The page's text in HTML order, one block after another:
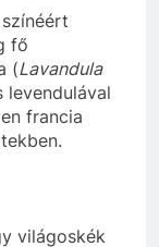
fő
(Lavandula
francia
világoskék